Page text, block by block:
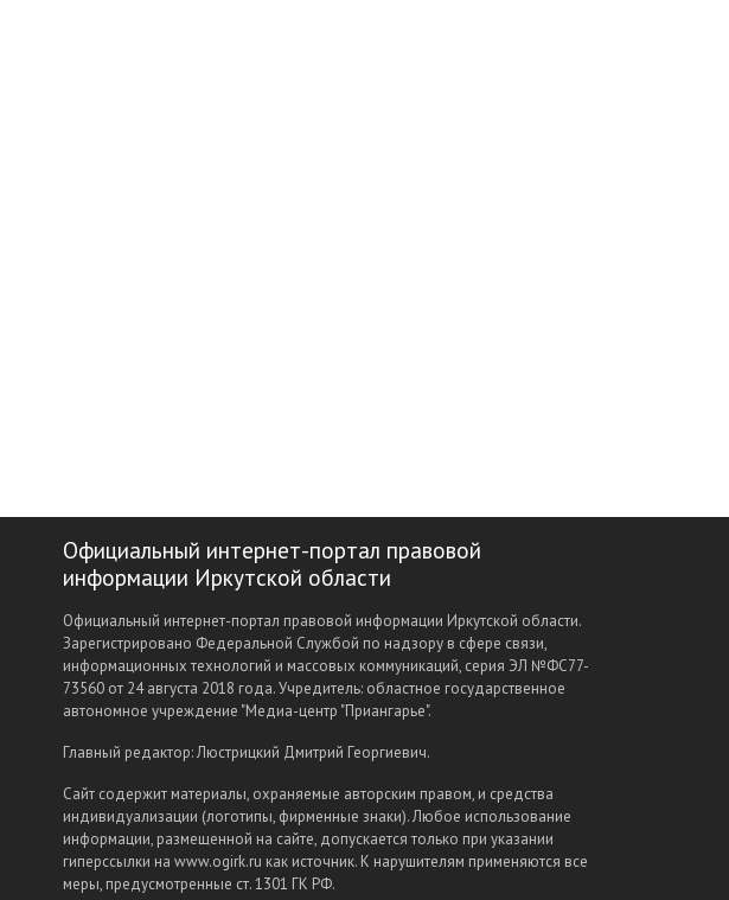
Официальный интернет-портал правовой
информации Иркутской области
Официальный интернет-портал правовой информации Иркутской области.
Зарегистрировано Федеральной Службой по надзору в сфере связи,
информационных технологий и массовых коммуникаций, серия ЭЛ №ФС77-
73560 от 24 августа 2018 года. Учредитель: областное государственное
автономное учреждение "Медиа-центр "Приангарье".
Главный редактор: Люстрицкий Дмитрий Георгиевич.
Сайт содержит материалы, охраняемые авторским правом, и средства
индивидуализации (логотипы, фирменные знаки). Любое использование
информации, размещенной на сайте, допускается только при указании
гиперссылки на www.ogirk.ru как источник. К нарушителям применяются все
меры, предусмотренные ст. 1301 ГК РФ.